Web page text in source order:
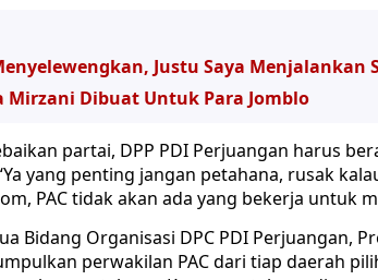
Justu Saya Menjalankan
Mirzani Dibuat Untuk Para Jomblo
partai, DPP PDI Perjuangan harus
yang penting jangan petahana, rusak
PAC tidak akan ada yang bekerja untuk
Bidang Organisasi DPC PDI Perjuangan,
perwakilan PAC dari tiap daerah